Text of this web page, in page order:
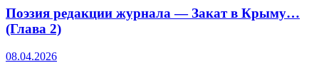
Поэзия редакции журнала — Закат в Крыму…
(Глава 2)
08.04.2026